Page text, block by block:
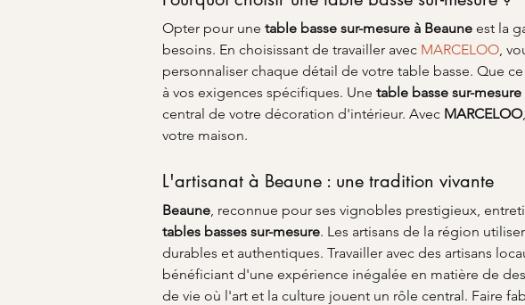
Opter pour une table basse sur-mesure à Beaune est la
besoins. En choisissant de travailler avec MARCELOO,
personnaliser chaque détail de votre table basse. Que
à vos exigences spécifiques. Une table basse sur-mesure
central de votre décoration d'intérieur. Avec MARCELOO
votre maison.
L'artisanat à Beaune : une tradition vivante
Beaune, reconnue pour ses vignobles prestigieux,
tables basses sur-mesure. Les artisans de la région
durables et authentiques. Travailler avec des artisans
bénéficiant d'une expérience inégalée en matière de
de vie où l'art et la culture jouent un rôle central. Faire